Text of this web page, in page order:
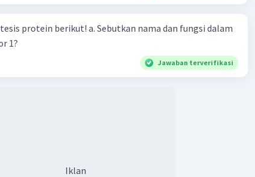
a. Sebutkan nama dan fungsi dalam
1?
Jawaban terverifikasi
Iklan